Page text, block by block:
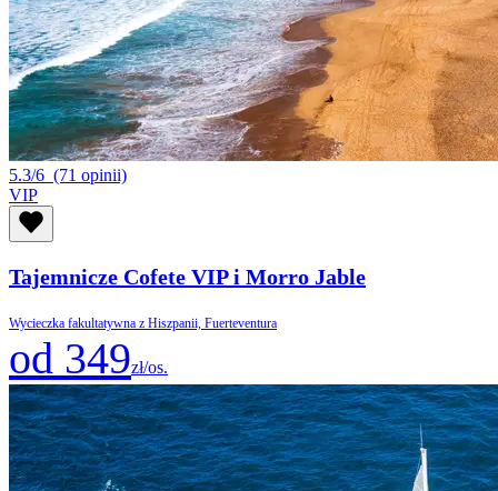
5.3/6 (71 opinii)
VIP
Tajemnicze Cofete VIP i Morro Jable
Wycieczka fakultatywna z Hiszpanii, Fuerteventura
od 349zł/os.